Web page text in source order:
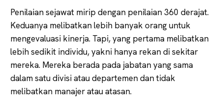
Penilaian sejawat mirip dengan penilaian 360 derajat.
Keduanya melibatkan lebih banyak orang untuk
mengevaluasi kinerja. Tapi, yang pertama melibatkan
lebih sedikit individu, yakni hanya rekan di sekitar
mereka. Mereka berada pada jabatan yang sama
dalam satu divisi atau departemen dan tidak
melibatkan manajer atau atasan.